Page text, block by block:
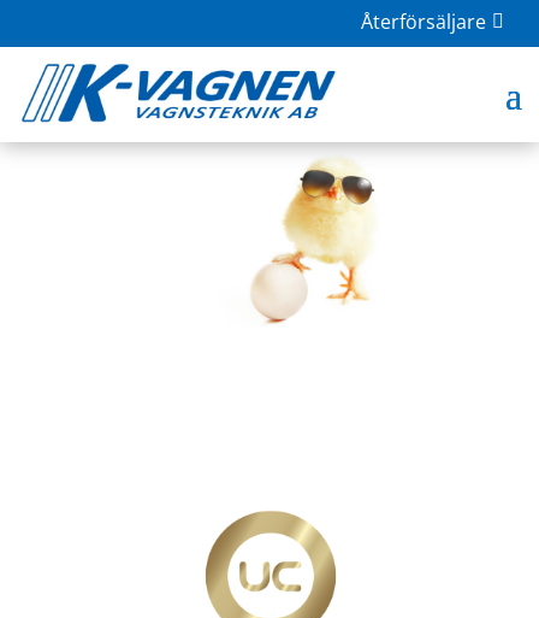
Återförsäljare
Vi på K-Vagnen önskar er alla en
riktigt Glad Påsk
apr 6, 2023